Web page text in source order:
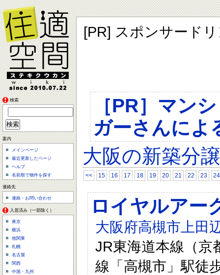
[PR] スポンサード
［PR］マン
ガーさんによ
大阪の新築分
<< 15 16 17 18 19 20 21 22 23 24
ロイヤルアー
大阪府高槻市上田
JR東海道本線（京
線「高槻市」駅徒
検索
案内
メインページ
最近更新したページ
ヘルプ
名前順で物件を探す
連絡先
連絡・お問い合わせ
入居済み（一部除く）
東京
横浜
他関東
札幌
名古屋
関西
中国・九州